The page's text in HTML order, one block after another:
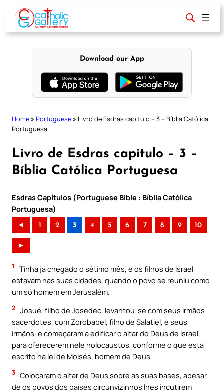
content
Download our App
Home » Portuguese » Livro de Esdras capitulo – 3 – Bíblia Católica
Portuguesa
Livro de Esdras capitulo – 3 –
Bíblia Católica Portuguesa
Esdras Capítulos (Portuguese Bible : Bíblia Católica
Portuguesa)
◄ 1 2 3 4 5 6 7 8 9 10
►
1
Tinha já chegado o sétimo mês, e os filhos de Israel
estavam nas suas cidades, quando o povo se reuniu como
um só homem em Jerusalém.
2 Josué, filho de Josedec, levantou-se com seus irmãos
sacerdotes, com Zorobabel, filho de Salatiel, e seus
irmãos, e começaram a edificar o altar do Deus de Israel,
para oferecerem nele holocaustos, conforme o que está
escrito na lei de Moisés, homem de Deus.
3 Colocaram o altar de Deus sobre as suas bases, apesar
de os povos dos países circunvizinhos lhes incutirem